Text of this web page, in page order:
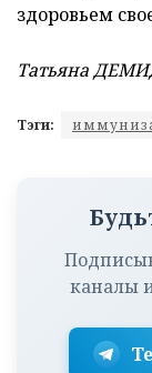
здоровьем
Татьяна
Тэги:
каналы